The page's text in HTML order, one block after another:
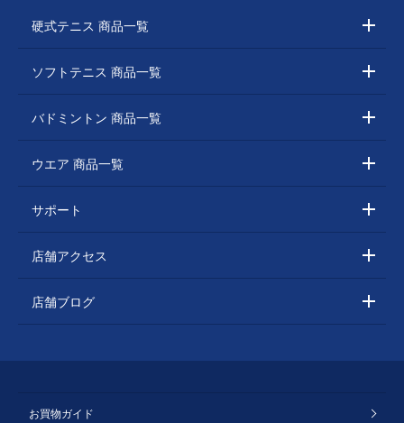
硬式テニス 商品一覧
ソフトテニス 商品一覧
バドミントン 商品一覧
ウエア 商品一覧
サポート
店舗アクセス
店舗ブログ
お買物ガイド